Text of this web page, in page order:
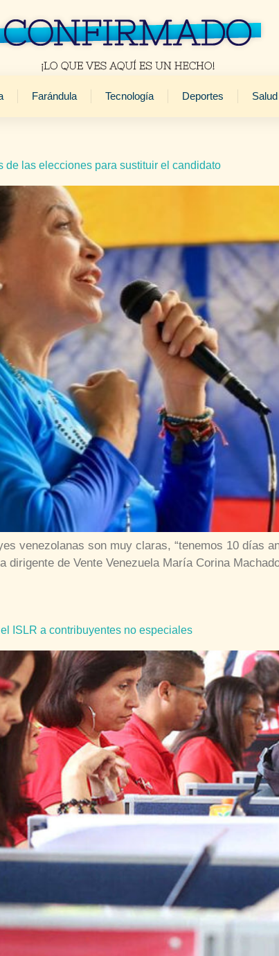
Farándula Tecnología Deportes
de las elecciones para sustituir el candidato
venezolanas son muy claras, “tenemos 10 días
dirigente de Vente Venezuela María Corina
ISLR a contribuyentes no especiales